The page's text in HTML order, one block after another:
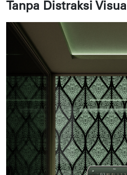
Tanpa Distraksi Visual